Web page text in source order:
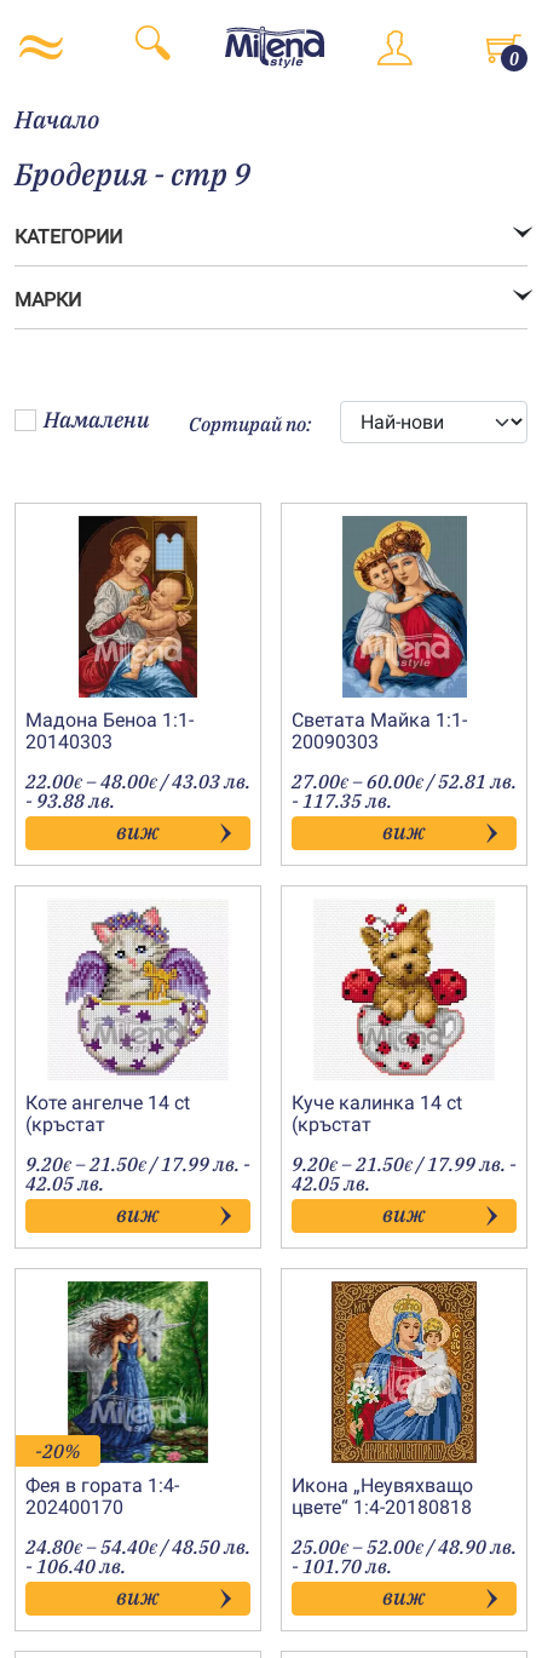
0
Начало
Бродерия - стр 9
КАТЕГОРИИ
МАРКИ
Намалени Сортирай по:
Мадона Беноа 1:1-
20140303
22.00€ –48.00€Price
range:
22.00€
through
48.00€
/ 43.03 лв.
- 93.88 лв.
виж
Светата Майка 1:1-
20090303
27.00€ –60.00€Price
range:
27.00€
through
60.00€
/ 52.81 лв.
- 117.35 лв.
виж
Коте ангелче 14 ct
(кръстат
9.20€ –21.50€Price
range:
9.20€
through
21.50€
/ 17.99 лв. -
42.05 лв.
виж
Куче калинка 14 ct
(кръстат
9.20€ –21.50€Price
range:
9.20€
through
21.50€
/ 17.99 лв. -
42.05 лв.
виж
-20%
Фея в гората 1:4-
202400170
24.80€ –54.40€Price
range:
24.80€
through
54.40€
/ 48.50 лв.
- 106.40 лв.
виж
Икона „Неувяхващо
цвете“ 1:4-20180818
25.00€ –52.00€Price
range:
25.00€
through
52.00€
/ 48.90 лв.
- 101.70 лв.
виж